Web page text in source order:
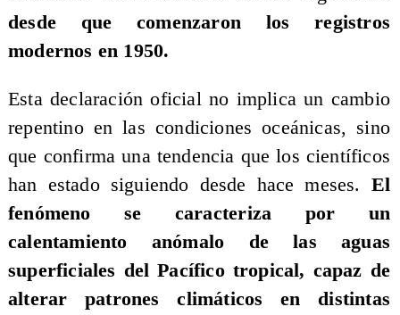
desde que comenzaron los registros
modernos en 1950.
Esta declaración oficial no implica un cambio
repentino en las condiciones oceánicas, sino
que confirma una tendencia que los científicos
han estado siguiendo desde hace meses. El
fenómeno se caracteriza por un
calentamiento anómalo de las aguas
superficiales del Pacífico tropical, capaz de
alterar patrones climáticos en distintas